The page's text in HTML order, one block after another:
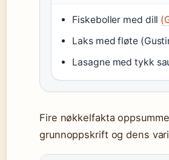
Fiskeboller med dill
Laks med fløte
Lasagne med tykk
Fire nøkkelfakta
grunnoppskrift og dens